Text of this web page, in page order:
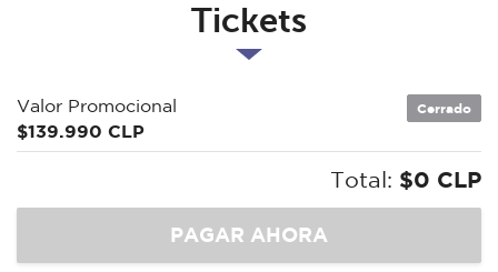
Tickets
Valor Promocional
$139.990 CLP
Cerrado
Total: $0 CLP